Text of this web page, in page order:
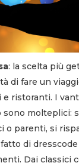
: la scelta più
di fare un
ristoranti. I
sono molteplici:
o parenti, si
di
Dai classici